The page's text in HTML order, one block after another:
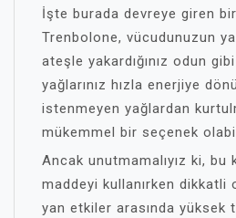
İşte burada devreye giren
Trenbolone, vücudunuzun
ateşle yakardığınız odun
yağlarınız hızla enerjiye
istenmeyen yağlardan
mükemmel bir seçenek
Ancak unutmamalıyız ki, bu
maddeyi kullanırken dikkatli
yan etkiler arasında yüksek